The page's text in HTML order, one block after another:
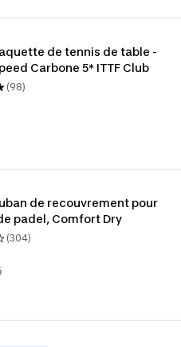
de tennis de table -
Carbone 5* ITTF Club
(98)
de recouvrement pour
padel, Comfort Dry
(304)